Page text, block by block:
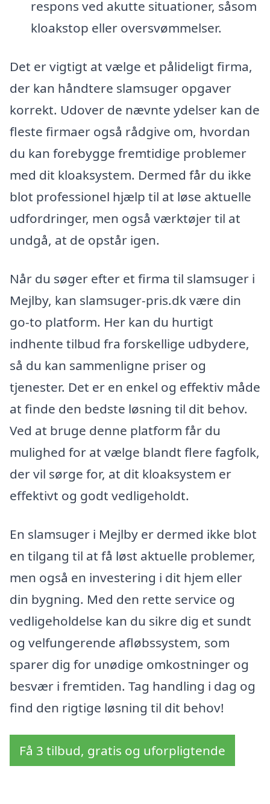
respons ved akutte situationer, såsom
kloakstop eller oversvømmelser.
Det er vigtigt at vælge et pålideligt firma,
der kan håndtere slamsuger opgaver
korrekt. Udover de nævnte ydelser kan de
fleste firmaer også rådgive om, hvordan
du kan forebygge fremtidige problemer
med dit kloaksystem. Dermed får du ikke
blot professionel hjælp til at løse aktuelle
udfordringer, men også værktøjer til at
undgå, at de opstår igen.
Når du søger efter et firma til slamsuger i
Mejlby, kan slamsuger-pris.dk være din
go-to platform. Her kan du hurtigt
indhente tilbud fra forskellige udbydere,
så du kan sammenligne priser og
tjenester. Det er en enkel og effektiv måde
at finde den bedste løsning til dit behov.
Ved at bruge denne platform får du
mulighed for at vælge blandt flere fagfolk,
der vil sørge for, at dit kloaksystem er
effektivt og godt vedligeholdt.
En slamsuger i Mejlby er dermed ikke blot
en tilgang til at få løst aktuelle problemer,
men også en investering i dit hjem eller
din bygning. Med den rette service og
vedligeholdelse kan du sikre dig et sundt
og velfungerende afløbssystem, som
sparer dig for unødige omkostninger og
besvær i fremtiden. Tag handling i dag og
find den rigtige løsning til dit behov!
Få 3 tilbud, gratis og uforpligtende